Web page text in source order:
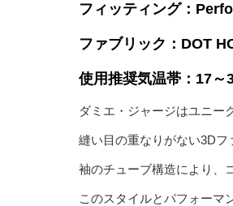
フィッティング：
ファブリック：DOT
使用推奨気温帯：17～
ダミエ・ジャージはユニー
縫い目の重なりがない3Dフ
袖のチューブ構造により、
このスタイルとパフォーマ